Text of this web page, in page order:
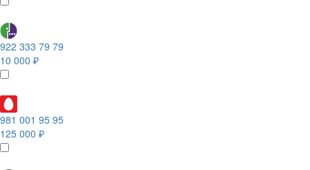
922 333 79 79
10 000 ₽
981 001 95 95
125 000 ₽